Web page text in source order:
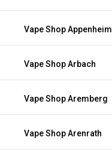
Vape Shop Appenheim
Vape Shop Arbach
Vape Shop Aremberg
Vape Shop Arenrath